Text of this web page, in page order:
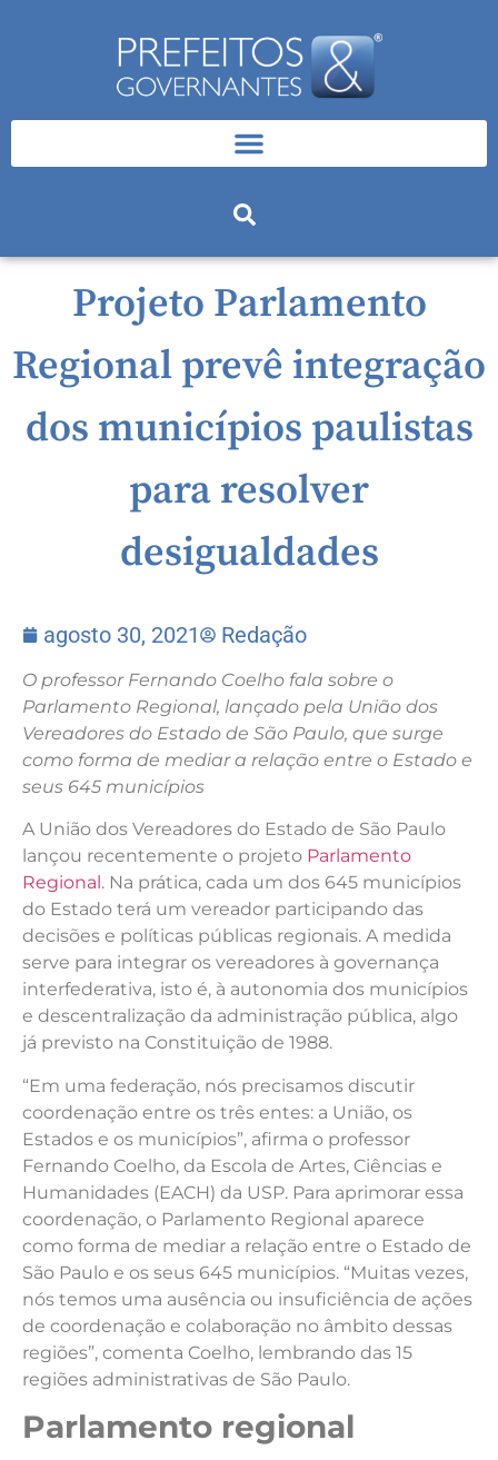
Projeto Parlamento
Regional prevê integração
dos municípios paulistas
para resolver
desigualdades
agosto 30, 2021 Redação
O professor Fernando Coelho fala sobre o
Parlamento Regional, lançado pela União dos
Vereadores do Estado de São Paulo, que surge
como forma de mediar a relação entre o Estado e
seus 645 municípios
A União dos Vereadores do Estado de São Paulo
lançou recentemente o projeto Parlamento
Regional . Na prática, cada um dos 645 municípios
do Estado terá um vereador participando das
decisões e políticas públicas regionais. A medida
serve para integrar os vereadores à governança
interfederativa, isto é, à autonomia dos municípios
e descentralização da administração pública, algo
já previsto na Constituição de 1988.
“Em uma federação, nós precisamos discutir
coordenação entre os três entes: a União, os
Estados e os municípios”, afirma o professor
Fernando Coelho, da Escola de Artes, Ciências e
Humanidades (EACH) da USP. Para aprimorar essa
coordenação, o Parlamento Regional aparece
como forma de mediar a relação entre o Estado de
São Paulo e os seus 645 municípios. “Muitas vezes,
nós temos uma ausência ou insuficiência de ações
de coordenação e colaboração no âmbito dessas
regiões”, comenta Coelho, lembrando das 15
regiões administrativas de São Paulo.
Parlamento regional